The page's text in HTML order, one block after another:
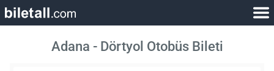
Adana - Dörtyol Otobüs Bileti